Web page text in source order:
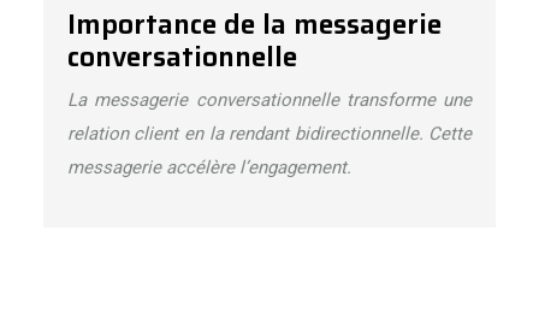
Importance de la messagerie
conversationnelle
La messagerie conversationnelle transforme une
relation client en la rendant bidirectionnelle. Cette
messagerie accélère l’engagement.